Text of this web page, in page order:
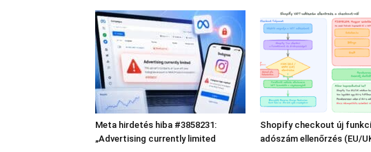
Meta hirdetés hiba #3858231:
„Advertising currently limited
Shopify checkout új
adószám ellenőrzés (EU/